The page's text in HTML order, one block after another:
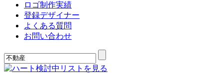
ロゴ制作実績
登録デザイナー
よくある質問
お問い合わせ
検討中リストを見る